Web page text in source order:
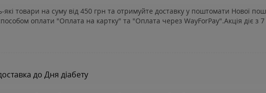
які товари на суму від 450 грн та отримуйте доставку у поштомати Нової
оплати "Оплата на картку" та "Оплата через WayForPay".Акція діє з
до Дня діабету